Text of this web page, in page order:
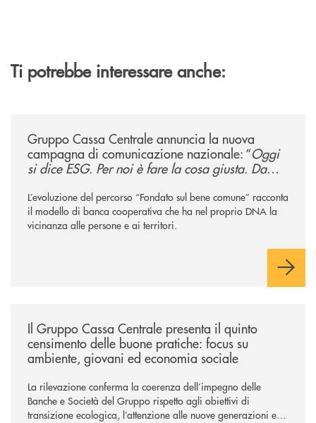
Ti potrebbe interessare anche:
Gruppo Cassa Centrale annuncia la nuova
campagna di comunicazione nazionale: “Oggi
si dice ESG. Per noi è fare la cosa giusta. Da
L’evoluzione del percorso “Fondato sul bene comune” racconta
il modello di banca cooperativa che ha nel proprio DNA la
vicinanza alle persone e ai territori.
Il Gruppo Cassa Centrale presenta il quinto
censimento delle buone pratiche: focus su
ambiente, giovani ed economia sociale
La rilevazione conferma la coerenza dell’impegno delle
Banche e Società del Gruppo rispetto agli obiettivi di
transizione ecologica, l’attenzione alle nuove generazioni e